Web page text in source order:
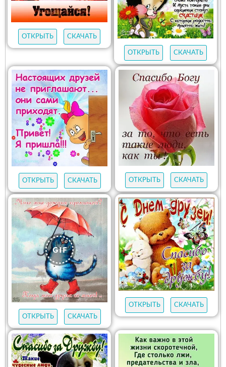
ОТКРЫТЬ СКАЧАТЬ
ОТКРЫТЬ СКАЧАТЬ
ОТКРЫТЬ СКАЧАТЬ ОТКРЫТЬ СКАЧАТЬ
ОТКРЫТЬ СКАЧАТЬ
ОТКРЫТЬ СКАЧАТЬ